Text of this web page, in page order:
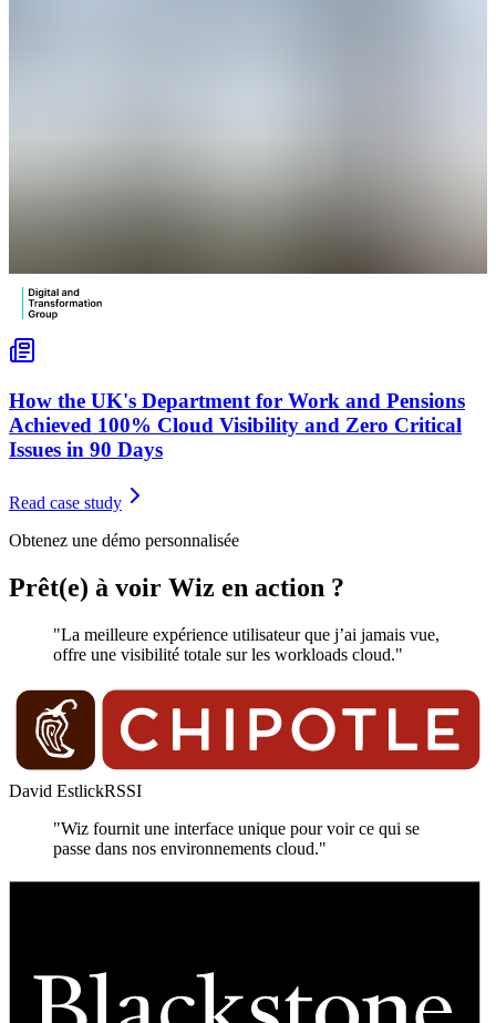
How the UK's Department for Work and Pensions
Achieved 100% Cloud Visibility and Zero Critical
Issues in 90 Days
Read case study
Obtenez une démo personnalisée
Prêt(e) à voir Wiz en action ?
"La meilleure expérience utilisateur que j’ai jamais vue,
offre une visibilité totale sur les workloads cloud."
David EstlickRSSI
"Wiz fournit une interface unique pour voir ce qui se
passe dans nos environnements cloud."